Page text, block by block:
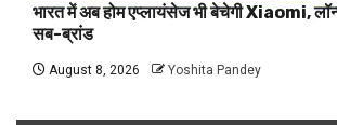
भारत में अब होम एप्लायंसेज भी बेचेगी Xiaomi,
सब-ब्रांड
August 8, 2026 Yoshita Pandey